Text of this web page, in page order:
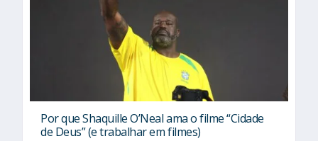
Por que Shaquille O’Neal ama o filme “Cidade
de Deus” (e trabalhar em filmes)